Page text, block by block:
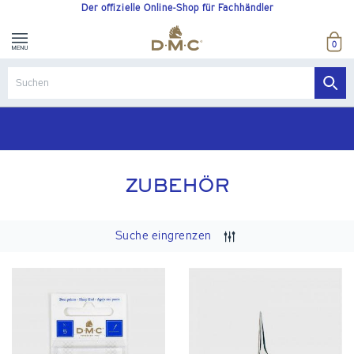
Der offizielle Online-Shop für Fachhändler
0
ZUBEHÖR
Suche eingrenzen